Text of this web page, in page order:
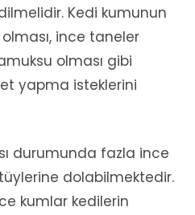
Kedi kumunun
ince taneler
olması gibi
yapma isteklerini
durumunda fazla ince
dolabilmektedir.
kumlar kedilerin